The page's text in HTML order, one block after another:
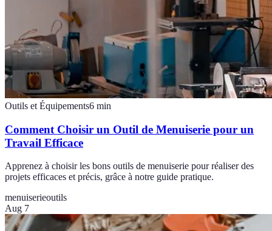
Outils et Équipements6 min
Comment Choisir un Outil de Menuiserie pour un
Travail Efficace
Apprenez à choisir les bons outils de menuiserie pour réaliser des
projets efficaces et précis, grâce à notre guide pratique.
menuiserieoutils
Aug 7